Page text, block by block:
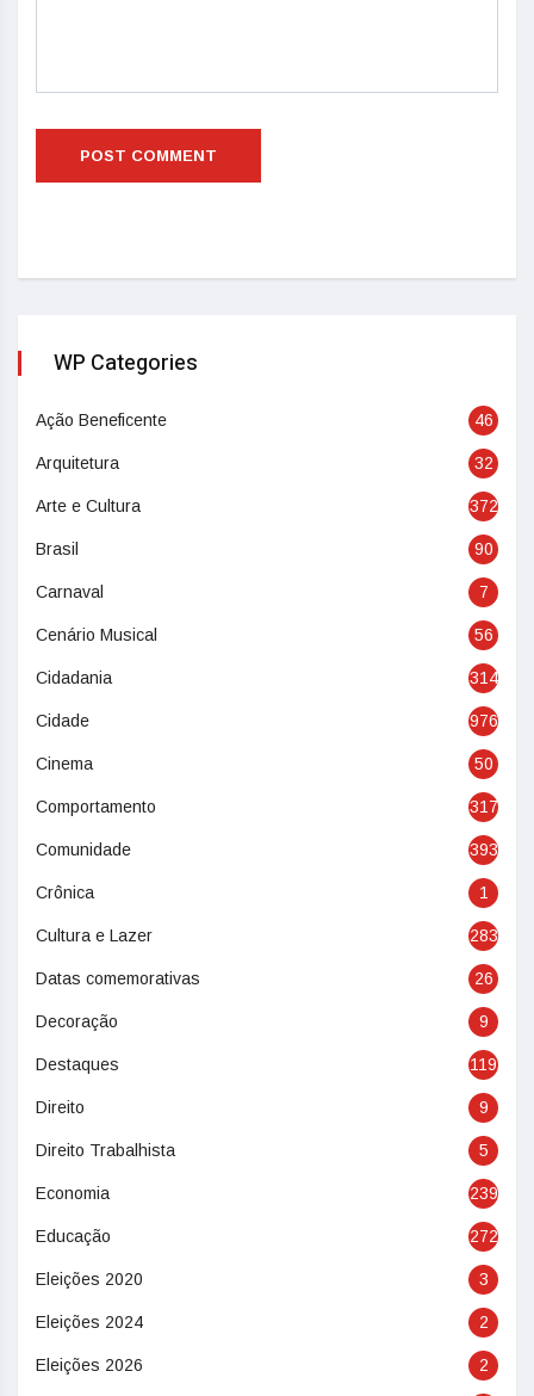
WP Categories
Ação Beneficente 46
Arquitetura 32
Arte e Cultura 372
Brasil 90
Carnaval 7
Cenário Musical 56
Cidadania 314
Cidade 976
Cinema 50
Comportamento 317
Comunidade 393
Crônica 1
Cultura e Lazer 283
Datas comemorativas 26
Decoração 9
Destaques 119
Direito 9
Direito Trabalhista 5
Economia 239
Educação 272
Eleições 2020 3
Eleições 2024 2
Eleições 2026 2